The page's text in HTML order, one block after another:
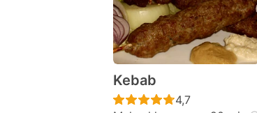
Kebab
Recept ještě
4,7